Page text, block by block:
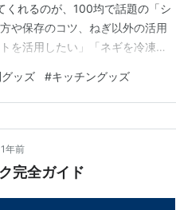
れるのが、100均で話題の「シ
や保存のコツ、ねぎ以外の活用
を活用したい」「ネギを冷凍保
商品概要 使い方 保存期間 『シ
ッズ #キッチングッズ
1年前
完全ガイド